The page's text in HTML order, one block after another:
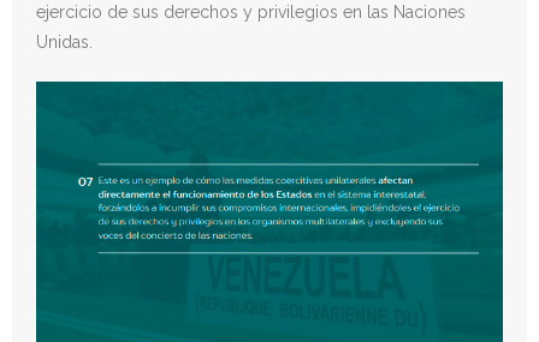
ejercicio de sus derechos y privilegios en las Naciones
Unidas.